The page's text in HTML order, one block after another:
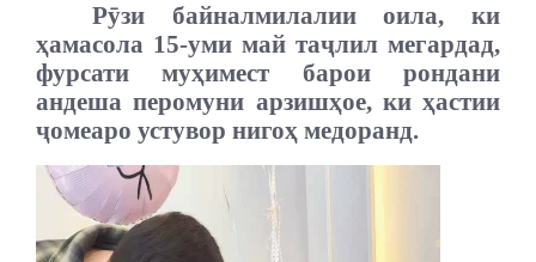
Рӯзи байналмилалии оила, ки
ҳамасола 15-уми май таҷлил мегардад,
фурсати муҳимест барои рондани
андеша перомуни арзишҳое, ки ҳастии
ҷомеаро устувор нигоҳ медоранд.